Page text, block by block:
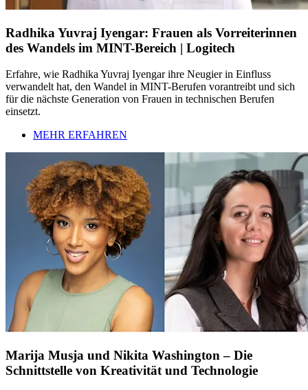
Radhika Yuvraj Iyengar: Frauen als Vorreiterinnen
des Wandels im MINT-Bereich | Logitech
Erfahre, wie Radhika Yuvraj Iyengar ihre Neugier in Einfluss
verwandelt hat, den Wandel in MINT-Berufen vorantreibt und sich
für die nächste Generation von Frauen in technischen Berufen
einsetzt.
MEHR ERFAHREN
Marija Musja und Nikita Washington – Die
Schnittstelle von Kreativität und Technologie